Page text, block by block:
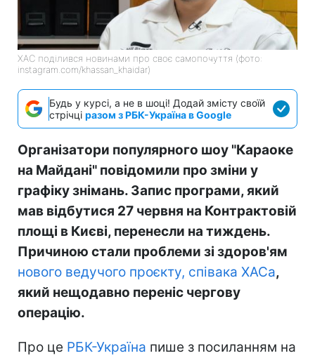
ХАС поділився новинами про своє самопочуття (фото:
instagram.com/khassan_khaidar)
Будь у курсі, а не в шоці! Додай змісту своїй
стрічці разом з РБК-Україна в Google
Організатори популярного шоу "Караоке
на Майдані" повідомили про зміни у
графіку знімань. Запис програми, який
мав відбутися 27 червня на Контрактовій
площі в Києві, перенесли на тиждень.
Причиною стали проблеми зі здоров'ям
нового ведучого проєкту, співака ХАСа,
який нещодавно переніс чергову
операцію.
Про це РБК-Україна пише з посиланням на